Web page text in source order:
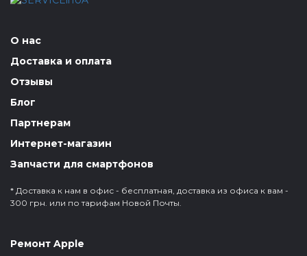
О нас
Доставка и оплата
Отзывы
Блог
Партнерам
Интернет-магазин
Запчасти для смартфонов
* Доставка к нам в офис - бесплатная, доставка из офиса к вам -
300 грн. или по тарифам Новой Почты.
Ремонт Apple